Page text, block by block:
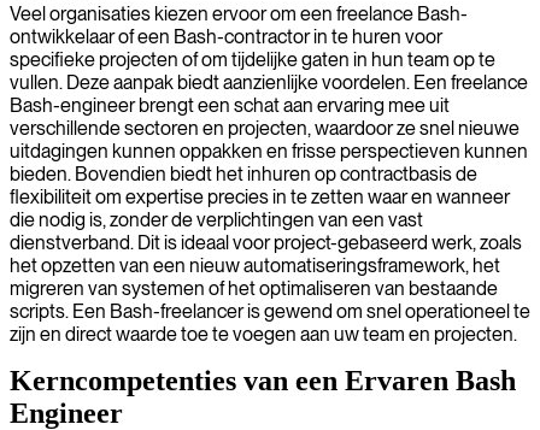
Veel organisaties kiezen ervoor om een freelance Bash-
ontwikkelaar of een Bash-contractor in te huren voor
specifieke projecten of om tijdelijke gaten in hun team op te
vullen. Deze aanpak biedt aanzienlijke voordelen. Een freelance
Bash-engineer brengt een schat aan ervaring mee uit
verschillende sectoren en projecten, waardoor ze snel nieuwe
uitdagingen kunnen oppakken en frisse perspectieven kunnen
bieden. Bovendien biedt het inhuren op contractbasis de
flexibiliteit om expertise precies in te zetten waar en wanneer
die nodig is, zonder de verplichtingen van een vast
dienstverband. Dit is ideaal voor project-gebaseerd werk, zoals
het opzetten van een nieuw automatiseringsframework, het
migreren van systemen of het optimaliseren van bestaande
scripts. Een Bash-freelancer is gewend om snel operationeel te
zijn en direct waarde toe te voegen aan uw team en projecten.
Kerncompetenties van een Ervaren Bash
Engineer